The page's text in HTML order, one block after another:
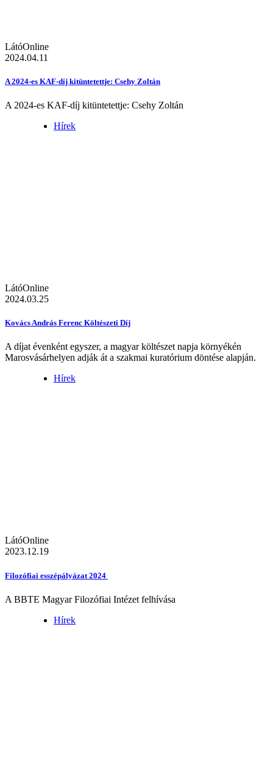
LátóOnline
2024.04.11
A 2024-es KAF-díj kitüntetettje: Csehy Zoltán
A 2024-es KAF-díj kitüntetettje: Csehy Zoltán
Hírek
LátóOnline
2024.03.25
Kovács András Ferenc Költészeti Díj
A díjat évenként egyszer, a magyar költészet napja környékén
Marosvásárhelyen adják át a szakmai kuratórium döntése alapján.
Hírek
LátóOnline
2023.12.19
Filozófiai esszépályázat 2024
A BBTE Magyar Filozófiai Intézet felhívása
Hírek